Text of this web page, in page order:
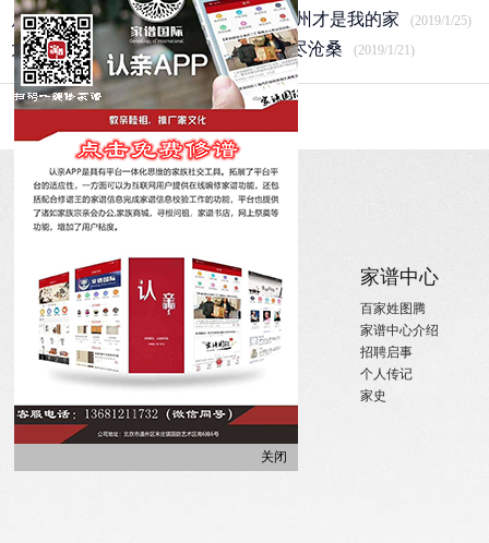
卢氏盐商卢绍绪后人开启寻根之旅 扬州才是我的家 (2019/1/25)
太祖赵匡胤后裔｜肥东县赵氏宗祠历尽沧桑 (2019/1/21)
关于
关于国际家谱
关于我们
招聘启事
实习机会
家族新闻
姓氏新闻
国内政策
宗亲活动
姓氏大事记
家谱中心
百家姓图腾
家谱中心介绍
招聘启事
个人传记
家史
关闭